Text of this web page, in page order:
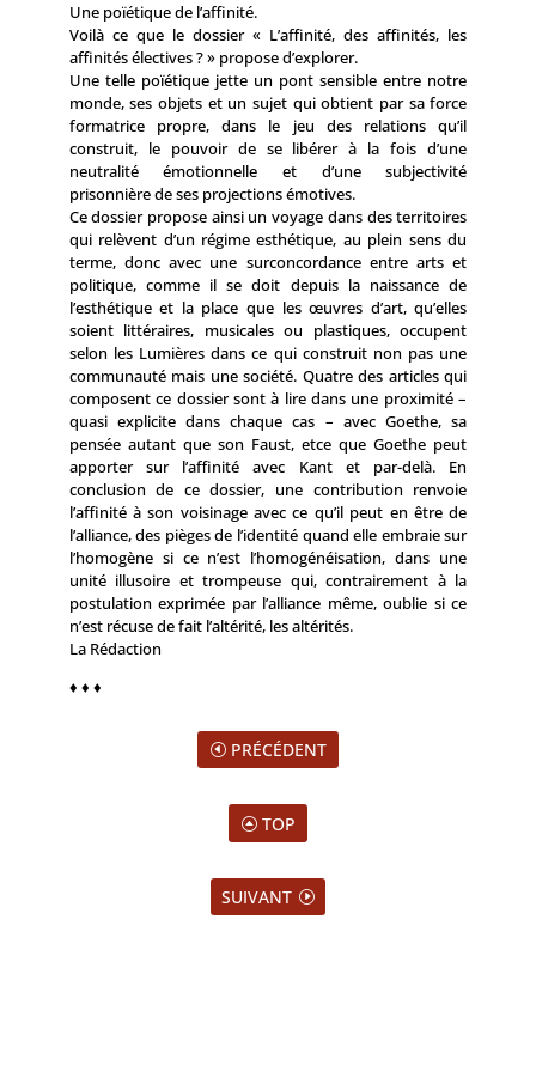
Une poïétique de l’affinité.
Voilà ce que le dossier « L’affinité, des affinités, les
affinités électives ? » propose d’explorer.
Une telle poïétique jette un pont sensible entre notre
monde, ses objets et un sujet qui obtient par sa force
formatrice propre, dans le jeu des relations qu’il
construit, le pouvoir de se libérer à la fois d’une
neutralité émotionnelle et d’une subjectivité
prisonnière de ses projections émotives.
Ce dossier propose ainsi un voyage dans des territoires
qui relèvent d’un régime esthétique, au plein sens du
terme, donc avec une surconcordance entre arts et
politique, comme il se doit depuis la naissance de
l’esthétique et la place que les œuvres d’art, qu’elles
soient littéraires, musicales ou plastiques, occupent
selon les Lumières dans ce qui construit non pas une
communauté mais une société. Quatre des articles qui
composent ce dossier sont à lire dans une proximité –
quasi explicite dans chaque cas – avec Goethe, sa
pensée autant que son Faust, etce que Goethe peut
apporter sur l’affinité avec Kant et par-delà. En
conclusion de ce dossier, une contribution renvoie
l’affinité à son voisinage avec ce qu’il peut en être de
l’alliance, des pièges de l’identité quand elle embraie sur
l’homogène si ce n’est l’homogénéisation, dans une
unité illusoire et trompeuse qui, contrairement à la
postulation exprimée par l’alliance même, oublie si ce
n’est récuse de fait l’altérité, les altérités.
La Rédaction
♦ ♦ ♦
PRÉCÉDENT
TOP
SUIVANT